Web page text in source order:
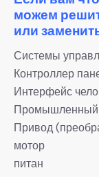
можем
или
Системы
Контроллер
Интерфейс
Промышленный
Привод
мотор
питан